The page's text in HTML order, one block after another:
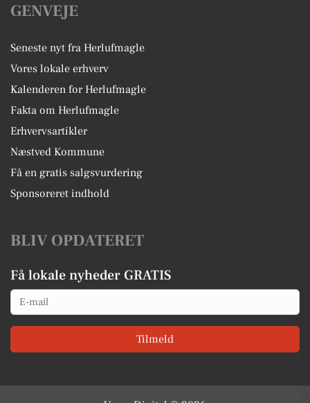
GENVEJE
Seneste nyt fra Herlufmagle
Vores lokale erhverv
Kalenderen for Herlufmagle
Fakta om Herlufmagle
Erhvervsartikler
Næstved Kommune
Få en gratis salgsvurdering
Sponsoreret indhold
BLIV OPDATERET
Få lokale nyheder GRATIS
Email
Tilmeld